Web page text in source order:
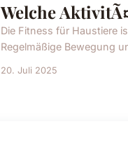
Welche
Die Fitness für Haustiere
Regelmäßige Bewegung
20. Juli 2025